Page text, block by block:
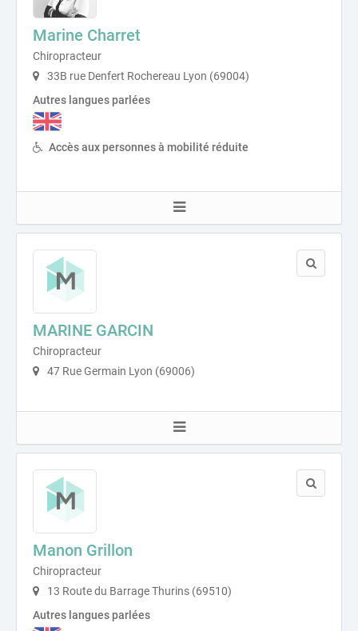
Marine Charret
Chiropracteur
33B rue Denfert Rochereau Lyon (69004)
Autres langues parlées
Accès aux personnes à mobilité réduite
MARINE GARCIN
Chiropracteur
47 Rue Germain Lyon (69006)
Manon Grillon
Chiropracteur
13 Route du Barrage Thurins (69510)
Autres langues parlées